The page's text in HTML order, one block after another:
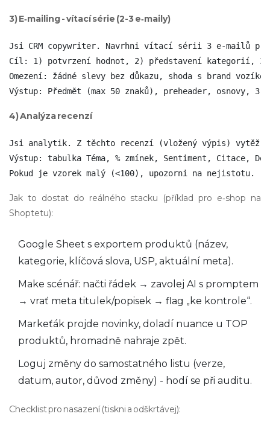
3) E‑mailing - vítací série (2-3 e‑maily)
Jsi CRM copywriter. Navrhni vítací sérii 3 e‑mailů
Cíl: 1) potvrzení hodnot, 2) představení kategorií,
Omezení: žádné slevy bez důkazu, shoda s brand
Výstup: Předmět (max 50 znaků), preheader, osnovy, 3
4) Analýza recenzí
Jsi analytik. Z těchto recenzí (vložený výpis) vytěž
Výstup: tabulka Téma, % zmínek, Sentiment, Citace,
Pokud je vzorek malý (<100), upozorni na nejistotu.
Jak to dostat do reálného stacku (příklad pro e‑shop na
Shoptetu):
Google Sheet s exportem produktů (název,
kategorie, klíčová slova, USP, aktuální meta).
Make scénář: načti řádek → zavolej AI s promptem
→ vrať meta titulek/popisek → flag „ke kontrole“.
Markeťák projde novinky, doladí nuance u TOP
produktů, hromadně nahraje zpět.
Loguj změny do samostatného listu (verze,
datum, autor, důvod změny) - hodí se při auditu.
Checklist pro nasazení (tiskni a odškrtávej):